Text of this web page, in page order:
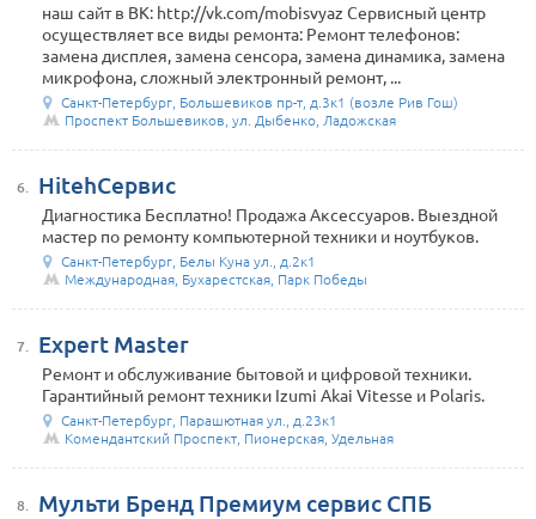
наш сайт в ВК: http://vk.com/mobisvyaz Сервисный центр
осуществляет все виды ремонта: Ремонт телефонов:
замена дисплея, замена сенсора, замена динамика, замена
микрофона, сложный электронный ремонт, ...
Санкт-Петербург, Большевиков пр-т, д.3к1 (возле Рив Гош)
Проспект Большевиков, ул. Дыбенко, Ладожская
6. HitehСервис
Диагностика Бесплатно! Продажа Аксессуаров. Выездной
мастер по ремонту компьютерной техники и ноутбуков.
Санкт-Петербург, Белы Куна ул., д.2к1
Международная, Бухарестская, Парк Победы
7. Expert Master
Ремонт и обслуживание бытовой и цифровой техники.
Гарантийный ремонт техники Izumi Akai Vitesse и Polaris.
Санкт-Петербург, Парашютная ул., д.23к1
Комендантский Проспект, Пионерская, Удельная
8. Мульти Бренд Премиум сервис СПБ